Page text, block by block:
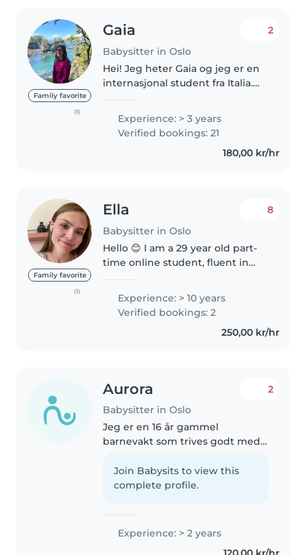
Family favorite
(1)
Gaia
Babysitter in Oslo
2
Hei! Jeg heter Gaia og jeg er en
internasjonal student fra Italia.
Jeg var ansvarlig for å passe på
barna 4-13 år gammel. Jeg
snakker litt norsk, men..
Experience: > 3 years
Verified bookings: 21
180,00 kr/hr
Family favorite
(1)
Ella
Babysitter in Oslo
8
Hello 😊 I am a 29 year old part-
time online student, fluent in
have experience with all ages,
mostly with one child at a..
Experience: > 10 years
Verified bookings: 2
250,00 kr/hr
Aurora
Babysitter in Oslo
2
Jeg er en 16 år gammel
barnevakt som trives godt med
trygg og positiv hverdag. Jeg har
rundt 2 års erfaring med både
Join Babysits to view this
complete profile.
Experience: > 2 years